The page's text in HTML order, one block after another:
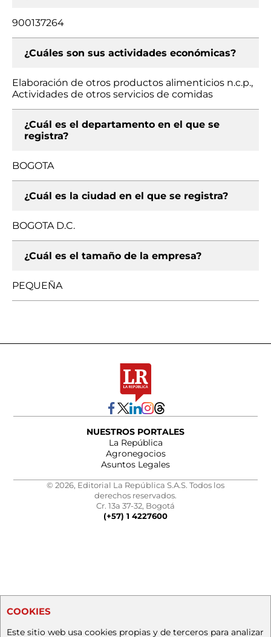
900137264
¿Cuáles son sus actividades económicas?
Elaboración de otros productos alimenticios n.c.p.,
Actividades de otros servicios de comidas
¿Cuál es el departamento en el que se
registra?
BOGOTA
¿Cuál es la ciudad en el que se registra?
BOGOTA D.C.
¿Cuál es el tamaño de la empresa?
PEQUEÑA
NUESTROS PORTALES
La República
Agronegocios
Asuntos Legales
© 2026, Editorial La República S.A.S. Todos los
derechos reservados.
Cr. 13a 37-32, Bogotá
(+57) 1 4227600
COOKIES
Este sitio web usa cookies propias y de terceros para analizar